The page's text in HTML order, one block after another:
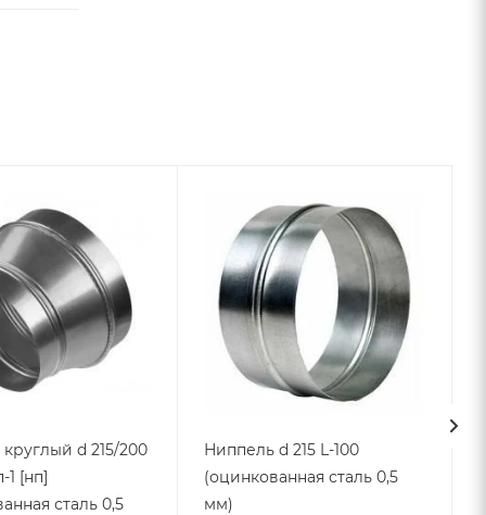
d 215/200
1 [нп]
сталь 0,5
Ниппель d 215 L-100
(оцинкованная сталь 0,5
мм)